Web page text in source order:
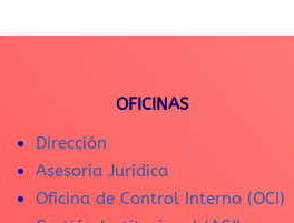
OFICINAS
Dirección
Asesoría Jurídica
Oficina de Control Interno (OCI)